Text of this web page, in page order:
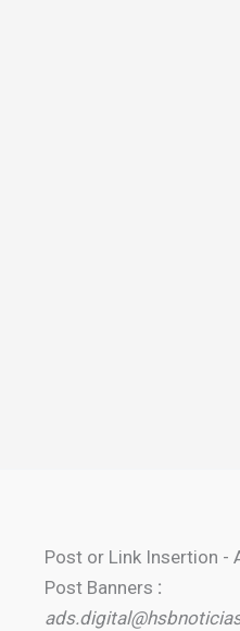
Post or Link Insertion -
Post Banners :